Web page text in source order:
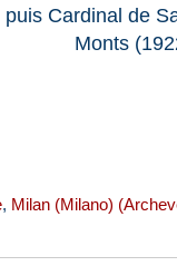
Cardinal de
Monts
, Milan (Milano)